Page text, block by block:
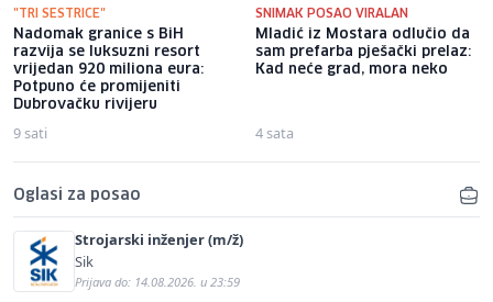
"TRI SESTRICE"
Nadomak granice s BiH
razvija se luksuzni resort
vrijedan 920 miliona eura:
Potpuno će promijeniti
Dubrovačku rivijeru
9 sati
SNIMAK POSAO VIRALAN
Mladić iz Mostara odlučio da
sam prefarba pješački prelaz:
Kad neće grad, mora neko
4 sata
Oglasi za posao
Strojarski inženjer (m/ž)
Sik
Prijava do: 14.08.2026. u 23:59